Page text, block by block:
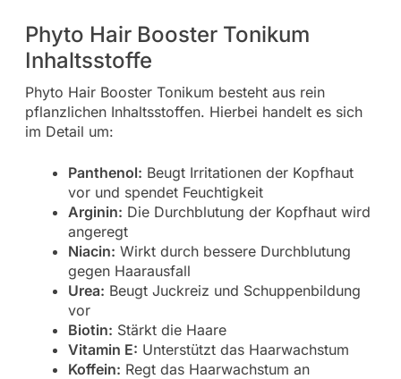
Phyto Hair Booster Tonikum
Inhaltsstoffe
Phyto Hair Booster Tonikum besteht aus rein
pflanzlichen Inhaltsstoffen. Hierbei handelt es sich
im Detail um:
Panthenol: Beugt Irritationen der Kopfhaut
vor und spendet Feuchtigkeit
Arginin: Die Durchblutung der Kopfhaut wird
angeregt
Niacin: Wirkt durch bessere Durchblutung
gegen Haarausfall
Urea: Beugt Juckreiz und Schuppenbildung
vor
Biotin: Stärkt die Haare
Vitamin E: Unterstützt das Haarwachstum
Koffein: Regt das Haarwachstum an